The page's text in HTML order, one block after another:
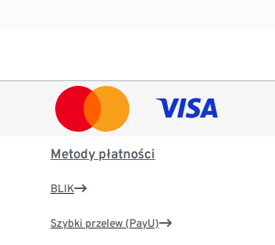
Metody płatności
BLIK
Szybki przelew (PayU)